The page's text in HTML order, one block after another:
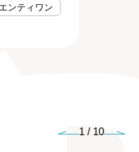
ンティワン
1 / 10